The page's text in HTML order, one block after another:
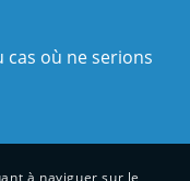
cas où ne serions
à naviguer sur le